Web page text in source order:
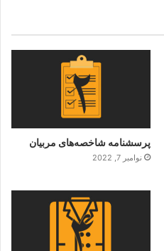
پرسشنامه شاخصه‌های مربیان
نوامبر 7, 2022